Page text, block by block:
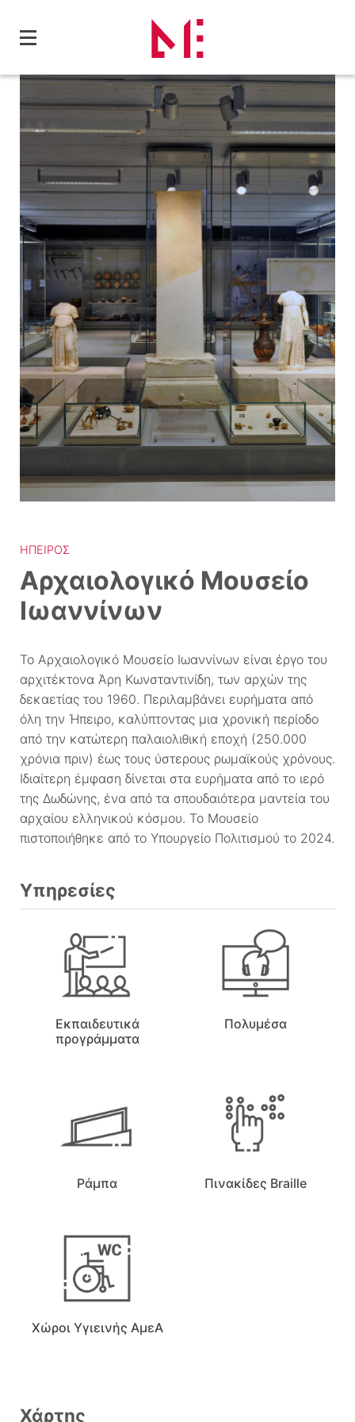
ΉΠΕΙΡΟΣ
Αρχαιολογικό Μουσείο
Ιωαννίνων
Το Αρχαιολογικό Μουσείο Ιωαννίνων είναι έργο του
αρχιτέκτονα Άρη Κωνσταντινίδη, των αρχών της
δεκαετίας του 1960. Περιλαμβάνει ευρήματα από
όλη την Ήπειρο, καλύπτοντας μια χρονική περίοδο
από την κατώτερη παλαιολιθική εποχή (250.000
χρόνια πριν) έως τους ύστερους ρωμαϊκούς χρόνους.
Ιδιαίτερη έμφαση δίνεται στα ευρήματα από το ιερό
της Δωδώνης, ένα από τα σπουδαιότερα μαντεία του
αρχαίου ελληνικού κόσμου. Το Μουσείο
πιστοποιήθηκε από το Υπουργείο Πολιτισμού το 2024.
Υπηρεσίες
Εκπαιδευτικά
προγράμματα
Πολυμέσα
Ράμπα Πινακίδες Braille
Χώροι Υγιεινής ΑμεΑ
Χάρτης